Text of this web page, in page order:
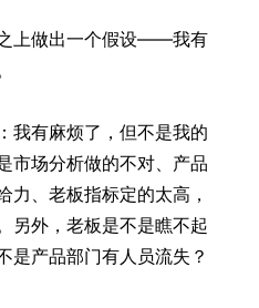
上做出一个假设——我有
我有麻烦了，但不是我的
市场分析做的不对、产品
力、老板指标定的太高，
另外，老板是不是瞧不起
是产品部门有人员流失？